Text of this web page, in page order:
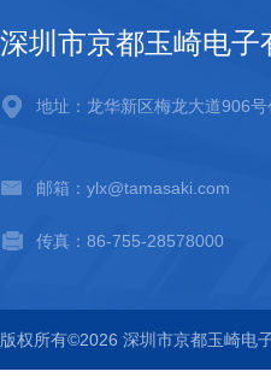
深圳市京都玉崎电子
地址：龙华新区梅龙大道906号
邮箱：ylx@tamasaki.com
传真：86-755-28578000
版权所有©2026 深圳市京都玉崎电